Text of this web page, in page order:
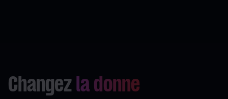
Changez la donne